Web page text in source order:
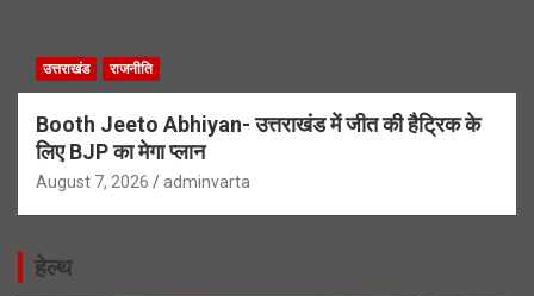
उत्तराखंड राजनीति
Booth Jeeto Abhiyan- उत्तराखंड में जीत की हैट्रिक के
लिए BJP का मेगा प्लान
August 7, 2026 adminvarta
हेल्थ